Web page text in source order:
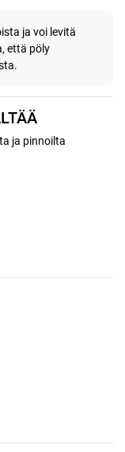
ja voi levitä
että pöly
ja pinnoilta